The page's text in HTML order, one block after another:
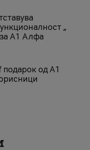
„
А1 Алфа
подарок од А1